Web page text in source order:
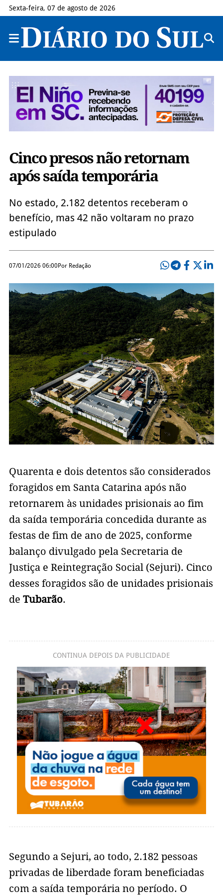
Sexta-feira, 07 de agosto de 2026
Cinco presos não retornam
após saída temporária
No estado, 2.182 detentos receberam o
benefício, mas 42 não voltaram no prazo
estipulado
07/01/2026 06:00Por Redação
Quarenta e dois detentos são considerados
foragidos em Santa Catarina após não
retornarem às unidades prisionais ao fim
da saída temporária concedida durante as
festas de fim de ano de 2025, conforme
balanço divulgado pela Secretaria de
Justiça e Reintegração Social (Sejuri). Cinco
desses foragidos são de unidades prisionais
de Tubarão.
CONTINUA DEPOIS DA PUBLICIDADE
Segundo a Sejuri, ao todo, 2.182 pessoas
privadas de liberdade foram beneficiadas
com a saída temporária no período. O